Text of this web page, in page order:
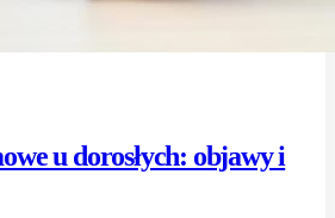
u dorosłych: objawy i